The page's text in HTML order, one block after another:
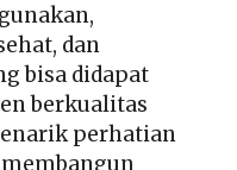
dan
bisa didapat
berkualitas
perhatian